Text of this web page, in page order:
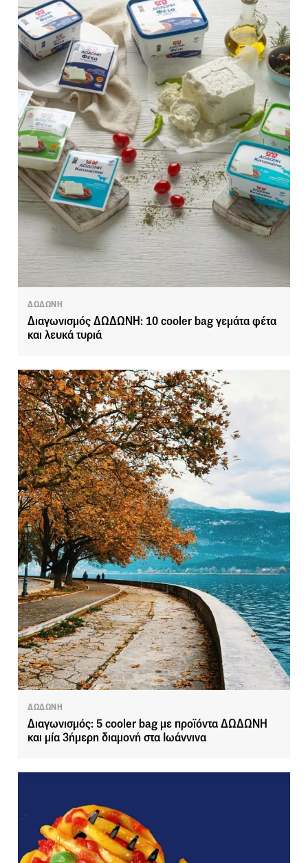
ΔΩΔΩΝΗ
Διαγωνισμός ΔΩΔΩΝΗ: 10 cooler bag γεμάτα φέτα
και λευκά τυριά
ΔΩΔΩΝΗ
Διαγωνισμός: 5 cooler bag με προϊόντα ΔΩΔΩΝΗ
και μία 3ήμερη διαμονή στα Ιωάννινα